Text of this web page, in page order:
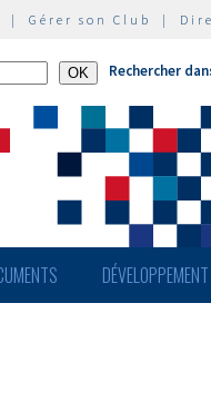
| Gérer son Club |
Rechercher
DÉVELOPPEMENT